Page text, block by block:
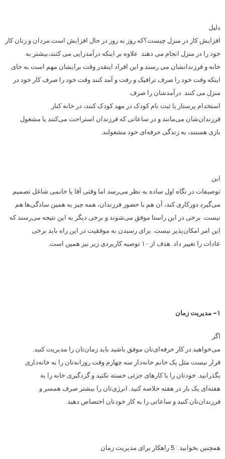
دلیل
افزایش کار در منزل چیست؟که روز به روز در حال افزایش است.مردان و زنان کار
خود را در منزل انجام می دهند علاوه بر اینکه درآمدزایی می کنند،بیشتر به
خانه و فرزندانشان می رسند.و این افراد اینقدر وقت برایشان مهم است به جای
اینکه وقت خود را صرف ترافیک و رفت و آمد کنند وقت خود را صرف کار خود در
منزل می کنند. درآمدشان را صرف
استخدام پرستار یا ثبت نام کودک در مهد کودک کنند، در خانه کنار
فرزندان‌شان می‌مانند و در ساعاتی که فرزندان استراحت می‌کنند یا مشغول
بازی هستند، به زندگی حرفه‌ای خود مشغولند.
این
توصیفات در نگاه اول ساده به نظر می‌رسد اما وقتی آقا یا خانمی شاغل تصمیم
می‌گیرد دورکاری کند، آن هم با حضور فرزندان، همه چیز به همین سادگی‌ها هم
نیست. برخی در این راستا موفق می‌شوند و برخی دیگر به این نتیجه می‌رسند که
این امر امکان‌پذیر نیست. برای رسیدن به موفقیت در این راه باید برخی
عادات را تغییر داد. هدف از ۱۰ توصیه کاربردی زیر نیز همین است.
۱- مدیریت زمان
اگر
می‌خواهید در کار حرفه‌ای‌تان موفق باشید باید زمان‌تان را مدیریت کنید.
قرار نیست مثل یک خانم خانه‌دار سه چهارم وقت روزانه‌تان را به خانه‌داری
بگذرانید. خودتان را با کارهای جزئی خسته نکنید و گردگیری خانه را به
هفته‌ای یک بار در هفته خلاصه کنید. انرژی‌تان را بیشتر صرف همسر و
فرزندان‌تان کنید و ساعاتی را به کار خودتان اختصاص دهید.
همچنین بخوانید : 5 راهکار برای مدیریت زمان